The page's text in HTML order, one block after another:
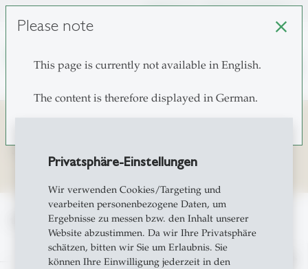
Privatsphäre-Einstellungen
Wir verwenden Cookies/Targeting und
vearbeiten personenbezogene Daten, um
Ergebnisse zu messen bzw. den Inhalt unserer
Website abzustimmen. Da wir Ihre Privatsphäre
schätzen, bitten wir Sie um Erlaubnis. Sie
können Ihre Einwilligung jederzeit in den
Please note close
This page is currently not available in English.
The content is therefore displayed in German.
unisg.ch Choose institutes
search
31.10.2014 Business Fiktionen
News Anlässe des CLS an der HSG